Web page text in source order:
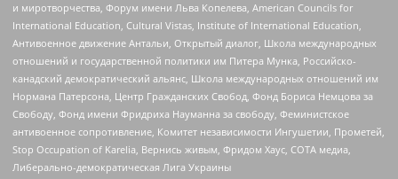
и миротворчества, Форум имени Льва Копелева, American Councils for
International Education, Cultural Vistas, Institute of International Education,
Антивоенное движение Антальи, Открытый диалог, Школа международных
отношений и государственной политики им Питера Мунка, Российско-
канадский демократический альянс, Школа международных отношений им
Нормана Патерсона, Центр Гражданских Свобод, Фонд Бориса Немцова за
Свободу, Фонд имени Фридриха Науманна за свободу, Феминистское
антивоенное сопротивление, Комитет независимости Ингушетии, Прометей,
Stop Occupation of Karelia, Вернись живым, Фридом Хаус, СОТА медиа,
Либерально-демократическая Лига Украины